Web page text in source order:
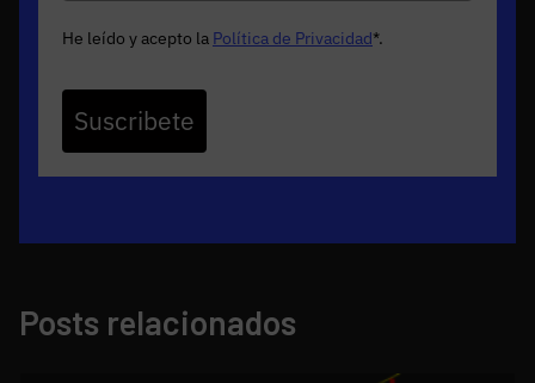
He leído y acepto la Política de Privacidad*.
Suscribete
Posts relacionados